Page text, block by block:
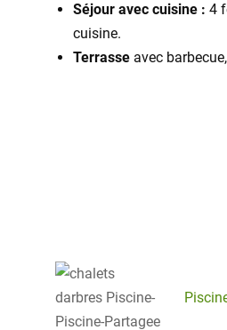
Séjour avec cuisine : 4
cuisine.
Terrasse avec